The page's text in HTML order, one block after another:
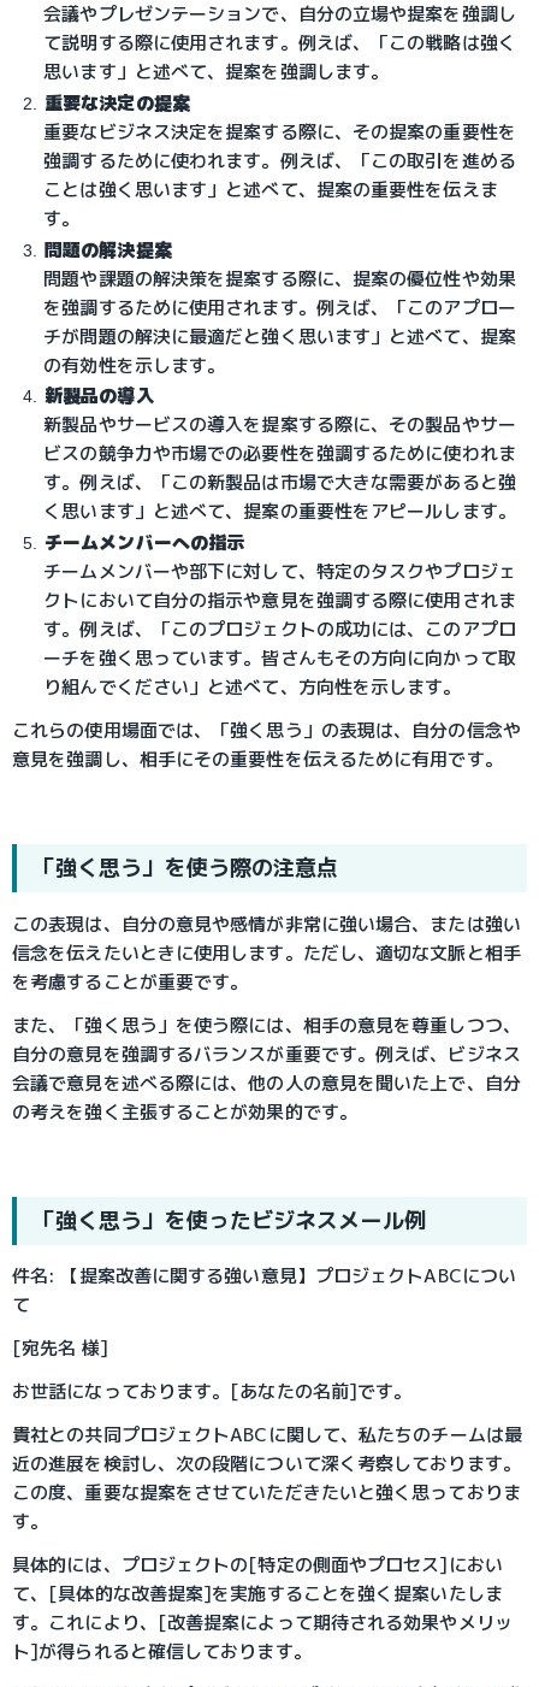
会議やプレゼンテーションで、自分の立場や提案を強調し
て説明する際に使用されます。例えば、「この戦略は強く
思います」と述べて、提案を強調します。
重要な決定の提案
重要なビジネス決定を提案する際に、その提案の重要性を
強調するために使われます。例えば、「この取引を進める
ことは強く思います」と述べて、提案の重要性を伝えま
す。
問題の解決提案
問題や課題の解決策を提案する際に、提案の優位性や効果
を強調するために使用されます。例えば、「このアプロー
チが問題の解決に最適だと強く思います」と述べて、提案
の有効性を示します。
新製品の導入
新製品やサービスの導入を提案する際に、その製品やサー
ビスの競争力や市場での必要性を強調するために使われま
す。例えば、「この新製品は市場で大きな需要があると強
く思います」と述べて、提案の重要性をアピールします。
チームメンバーへの指示
チームメンバーや部下に対して、特定のタスクやプロジェ
クトにおいて自分の指示や意見を強調する際に使用されま
す。例えば、「このプロジェクトの成功には、このアプロ
ーチを強く思っています。皆さんもその方向に向かって取
り組んでください」と述べて、方向性を示します。
これらの使用場面では、「強く思う」の表現は、自分の信念や
意見を強調し、相手にその重要性を伝えるために有用です。
「強く思う」を使う際の注意点
この表現は、自分の意見や感情が非常に強い場合、または強い
信念を伝えたいときに使用します。ただし、適切な文脈と相手
を考慮することが重要です。
また、「強く思う」を使う際には、相手の意見を尊重しつつ、
自分の意見を強調するバランスが重要です。例えば、ビジネス
会議で意見を述べる際には、他の人の意見を聞いた上で、自分
の考えを強く主張することが効果的です。
「強く思う」を使ったビジネスメール例
件名: 【提案改善に関する強い意見】プロジェクトABCについ
て
[宛先名 様]
お世話になっております。[あなたの名前]です。
貴社との共同プロジェクトABCに関して、私たちのチームは最
近の進展を検討し、次の段階について深く考察しております。
この度、重要な提案をさせていただきたいと強く思っておりま
す。
具体的には、プロジェクトの[特定の側面やプロセス]におい
て、[具体的な改善提案]を実施することを強く提案いたしま
す。これにより、[改善提案によって期待される効果やメリッ
ト]が得られると確信しております。